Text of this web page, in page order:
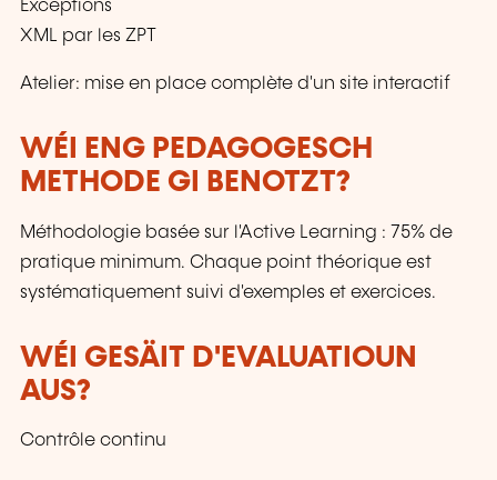
Exceptions
XML par les ZPT
Atelier: mise en place complète d'un site interactif
WÉI ENG PEDAGOGESCH
METHODE GI BENOTZT?
Méthodologie basée sur l'Active Learning : 75% de
pratique minimum. Chaque point théorique est
systématiquement suivi d'exemples et exercices.
WÉI GESÄIT D'EVALUATIOUN
AUS?
Contrôle continu